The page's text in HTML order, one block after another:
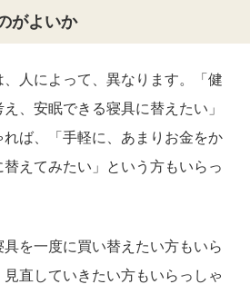
がよいか
人によって、異なります。「健
、安眠できる寝具に替えたい」
ば、「手軽に、あまりお金をか
えてみたい」という方もいらっ
を一度に買い替えたい方もいら
直していきたい方もいらっしゃ